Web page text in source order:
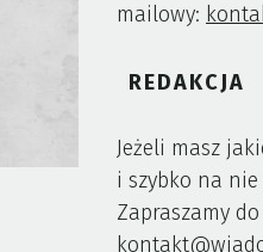
mailowy:
REDAKCJA
Jeżeli masz
i szybko na
Zapraszamy